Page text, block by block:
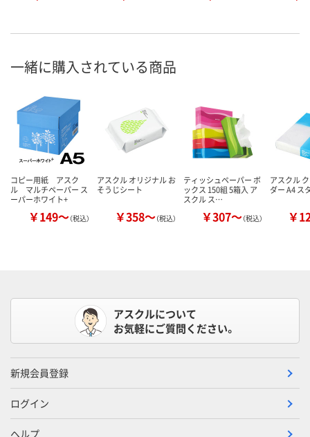
一緒に購入されている商品
コピー用紙 アスク
ル マルチペーパー ス
ーパーホワイト+
￥149～（税込）
アスクル オリジナル お
そうじシート
￥358～（税込）
ティッシュペーパー ボ
ックス 150組 5箱入 ア
スクル ス…
￥307～（税込）
アスクル
ダー A4 ス
￥
アスクルについて
お気軽にご質問ください。
新規会員登録
ログイン
ヘルプ